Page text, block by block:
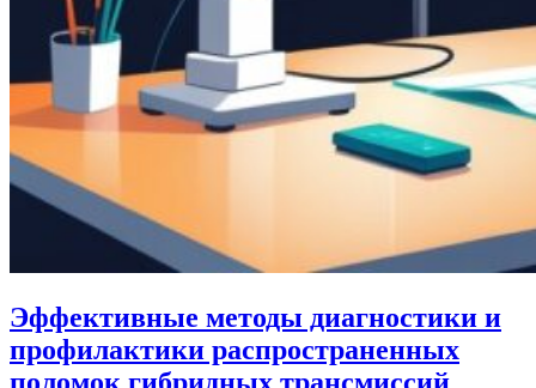
Эффективные методы диагностики и
профилактики распространенных
поломок гибридных трансмиссий